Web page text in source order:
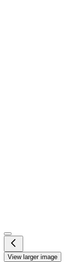
View larger image